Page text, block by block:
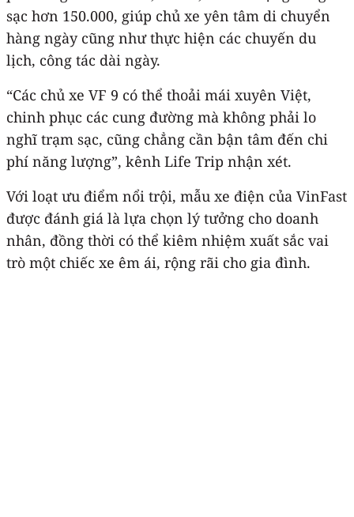
sạc hơn 150.000, giúp chủ xe yên tâm di chuyển
hàng ngày cũng như thực hiện các chuyến du
lịch, công tác dài ngày.
“Các chủ xe VF 9 có thể thoải mái xuyên Việt,
chinh phục các cung đường mà không phải lo
nghĩ trạm sạc, cũng chẳng cần bận tâm đến chi
phí năng lượng”, kênh Life Trip nhận xét.
Với loạt ưu điểm nổi trội, mẫu xe điện của VinFast
được đánh giá là lựa chọn lý tưởng cho doanh
nhân, đồng thời có thể kiêm nhiệm xuất sắc vai
trò một chiếc xe êm ái, rộng rãi cho gia đình.